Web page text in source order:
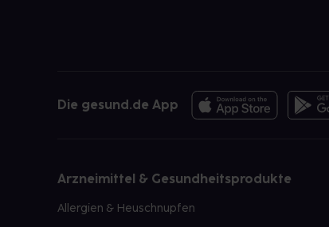
Die gesund.de App
Arzneimittel & Gesundheitsprodukte
Allergien & Heuschnupfen